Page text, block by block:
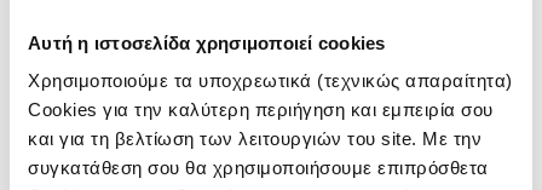
Αυτή η ιστοσελίδα χρησιμοποιεί cookies
Χρησιμοποιούμε τα υποχρεωτικά (τεχνικώς απαραίτητα)
Cookies για την καλύτερη περιήγηση και εμπειρία σου
και για τη βελτίωση των λειτουργιών του site. Με την
συγκατάθεση σου θα χρησιμοποιήσουμε επιπρόσθετα